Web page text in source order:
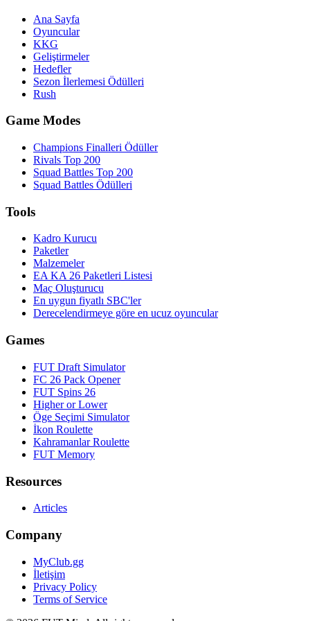
Ana Sayfa
Oyuncular
KKG
Geliştirmeler
Hedefler
Sezon İlerlemesi Ödülleri
Rush
Game Modes
Champions Finalleri Ödüller
Rivals Top 200
Squad Battles Top 200
Squad Battles Ödülleri
Tools
Kadro Kurucu
Paketler
Malzemeler
EA KA 26 Paketleri Listesi
Maç Oluşturucu
En uygun fiyatlı SBC'ler
Derecelendirmeye göre en ucuz oyuncular
Games
FUT Draft Simulator
FC 26 Pack Opener
FUT Spins 26
Higher or Lower
Öge Seçimi Simulator
İkon Roulette
Kahramanlar Roulette
FUT Memory
Resources
Articles
Company
MyClub.gg
İletişim
Privacy Policy
Terms of Service